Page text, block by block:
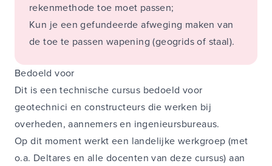
rekenmethode toe moet passen;
Kun je een gefundeerde afweging maken van
de toe te passen wapening (geogrids of staal).
Bedoeld voor
Dit is een technische cursus bedoeld voor
geotechnici en constructeurs die werken bij
overheden, aannemers en ingenieursbureaus.
Op dit moment werkt een landelijke werkgroep (met
o.a. Deltares en alle docenten van deze cursus) aan